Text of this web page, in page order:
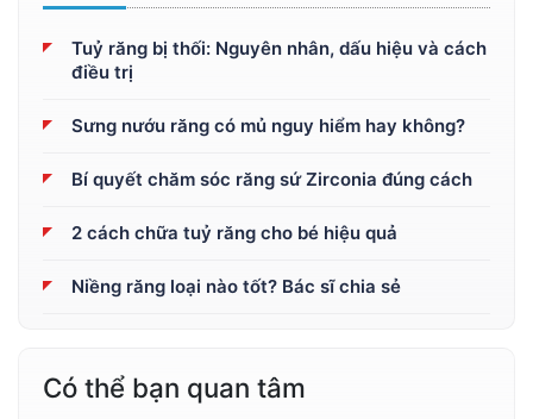
Tuỷ răng bị thối: Nguyên nhân, dấu hiệu và cách
điều trị
Sưng nướu răng có mủ nguy hiểm hay không?
Bí quyết chăm sóc răng sứ Zirconia đúng cách
2 cách chữa tuỷ răng cho bé hiệu quả
Niềng răng loại nào tốt? Bác sĩ chia sẻ
Có thể bạn quan tâm